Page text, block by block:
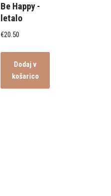
Be Happy -
letalo
€20.50
Dodaj v
košarico